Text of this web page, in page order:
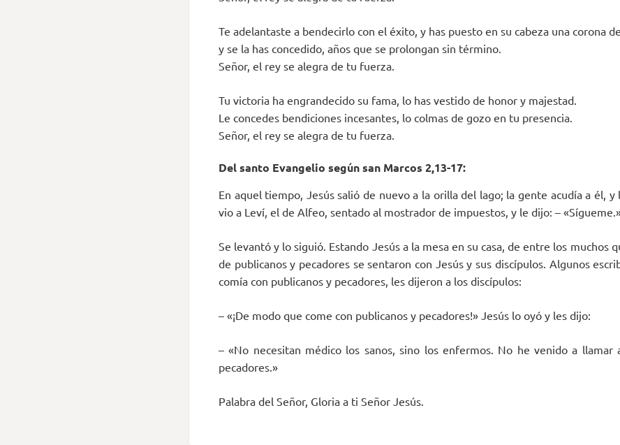
Te adelantaste a bendecirlo con el éxito, y has puesto en su cabeza una corona
y se la has concedido, años que se prolongan sin término.
Señor, el rey se alegra de tu fuerza.
Tu victoria ha engrandecido su fama, lo has vestido de honor y majestad.
Le concedes bendiciones incesantes, lo colmas de gozo en tu presencia.
Señor, el rey se alegra de tu fuerza.
Del santo Evangelio según san Marcos 2,13-17:
En aquel tiempo, Jesús salió de nuevo a la orilla del lago; la gente acudía a él, y
vio a Leví, el de Alfeo, sentado al mostrador de impuestos, y le dijo: –
Se levantó y lo siguió. Estando Jesús a la mesa en su casa, de entre los muchos
de publicanos y pecadores se sentaron con Jesús y sus discípulos. Algunos
comía con publicanos y pecadores, les dijeron a los discípulos:
– «¡De modo que come con publicanos y pecadores!» Jesús lo oyó y les dijo:
– «No necesitan médico los sanos, sino los enfermos. No he venido a llamar
pecadores.»
Palabra del Señor, Gloria a ti Señor Jesús.